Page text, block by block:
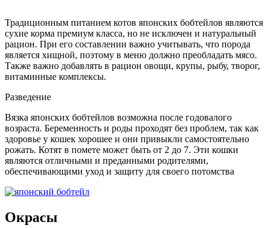
Традиционным питанием котов японских бобтейлов являются
сухие корма премиум класса, но не исключен и натуральный
рацион. При его составлении важно учитывать, что порода
является хищной, поэтому в меню должно преобладать мясо.
Также важно добавлять в рацион овощи, крупы, рыбу, творог,
витаминные комплексы.
Разведение
Вязка японских бобтейлов возможна после годовалого
возраста. Беременность и роды проходят без проблем, так как
здоровье у кошек хорошее и они привыкли самостоятельно
рожать. Котят в помете может быть от 2 до 7. Эти кошки
являются отличными и преданными родителями,
обеспечивающими уход и защиту для своего потомства
Окрасы